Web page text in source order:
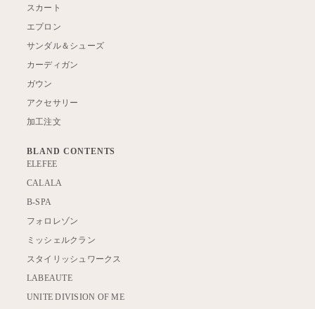
スカート
エプロン
サンダル＆シューズ
カーディガン
ガウン
アクセサリー
加工注文
BLAND CONTENTS
ELEFEE
CALALA
B-SPA
フォロレゾン
ミッシェルクラン
スタイリッシュワークス
LABEAUTE
UNITE DIVISION OF ME